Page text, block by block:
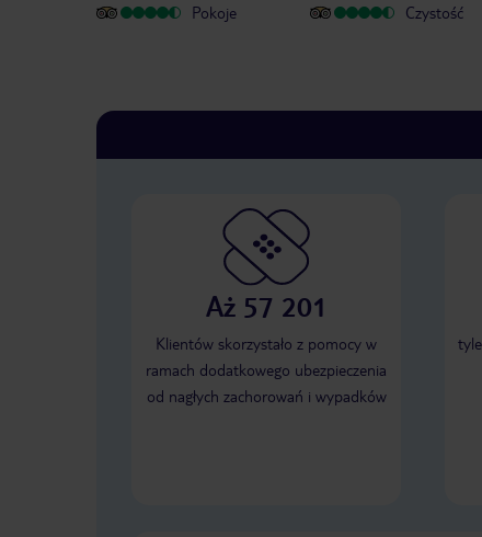
Pokoje
Czystość
Aż 57 201
Klientów skorzystało z pomocy w
ramach dodatkowego ubezpieczenia
od nagłych zachorowań i wypadków